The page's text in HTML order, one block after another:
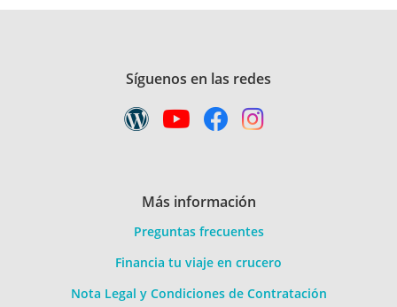
Síguenos en las redes
Más información
Preguntas frecuentes
Financia tu viaje en crucero
Nota Legal y Condiciones de Contratación